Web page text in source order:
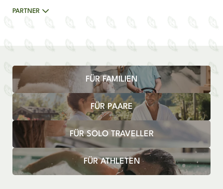
PARTNER
FÜR FAMILIEN
FÜR PAARE
FÜR SOLO TRAVELLER
FÜR ATHLETEN